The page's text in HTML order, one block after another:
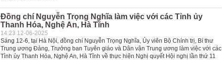
Đồng chí Nguyễn Trọng Nghĩa làm việc với các Tỉnh ủy
Thanh Hóa, Nghệ An, Hà Tĩnh
14:23 12-06-2025
Sáng 12-6, tại Hà Nội, đồng chí Nguyễn Trọng Nghĩa, Ủy viên Bộ Chính trị, Bí thư
Trung ương Đảng, Trưởng ban Tuyên giáo và Dân vận Trung ương làm việc với các
Tỉnh ủy Thanh Hóa, Nghệ An, Hà Tĩnh về thực hiện Nghị quyết Hội nghị lần thứ 11